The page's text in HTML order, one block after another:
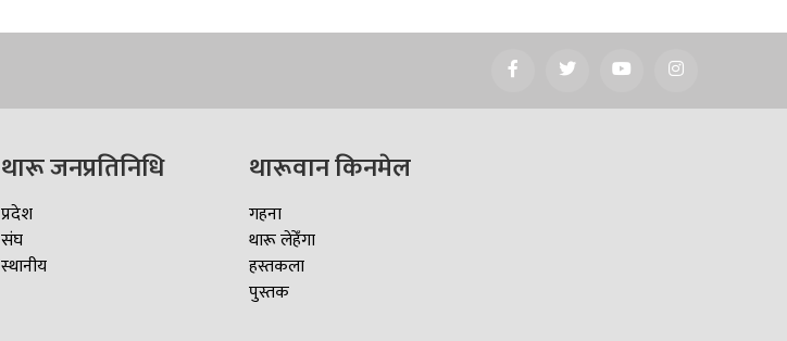
थारू जनप्रतिनिधि
प्रदेश
संघ
स्थानीय
थारूवान किनमेल
गहना
थारू लेहेँगा
हस्तकला
पुस्तक